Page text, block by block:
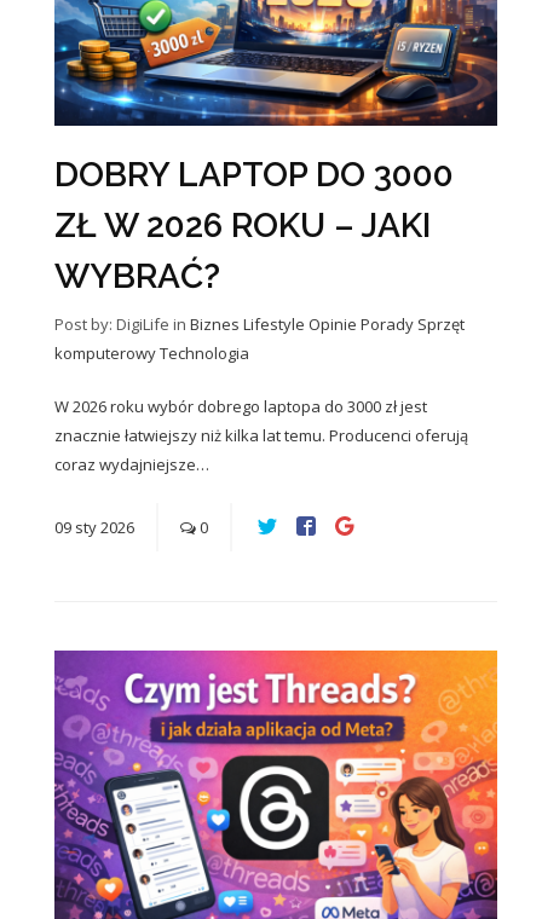
DOBRY LAPTOP DO 3000
ZŁ W 2026 ROKU – JAKI
WYBRAĆ?
Post by: DigiLife in Biznes Lifestyle Opinie Porady Sprzęt
komputerowyTechnologia
W 2026 roku wybór dobrego laptopa do 3000 zł jest
znacznie łatwiejszy niż kilka lat temu. Producenci oferują
coraz wydajniejsze…
09 sty2026 0